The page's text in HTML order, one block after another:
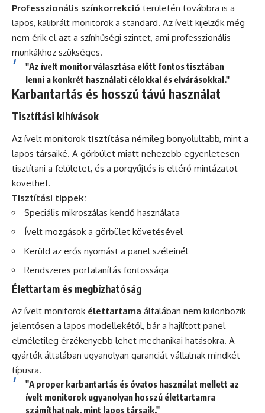
Professzionális színkorrekció területén továbbra is a
lapos, kalibrált monitorok a standard. Az ívelt kijelzők még
nem érik el azt a színhűségi szintet, ami professzionális
munkákhoz szükséges.
"Az ívelt monitor választása előtt fontos tisztában
lenni a konkrét használati célokkal és elvárásokkal."
Karbantartás és hosszú távú használat
Tisztítási kihívások
Az ívelt monitorok tisztítása némileg bonyolultabb, mint a
lapos társaiké. A görbület miatt nehezebb egyenletesen
tisztítani a felületet, és a porgyűjtés is eltérő mintázatot
követhet.
Tisztítási tippek:
Speciális mikroszálas kendő használata
Ívelt mozgások a görbület követésével
Kerüld az erős nyomást a panel széleinél
Rendszeres portalanítás fontossága
Élettartam és megbízhatóság
Az ívelt monitorok élettartama általában nem különbözik
jelentősen a lapos modellekétől, bár a hajlított panel
elméletileg érzékenyebb lehet mechanikai hatásokra. A
gyártók általában ugyanolyan garanciát vállalnak mindkét
típusra.
"A proper karbantartás és óvatos használat mellett az
ívelt monitorok ugyanolyan hosszú élettartamra
számíthatnak, mint lapos társaik."